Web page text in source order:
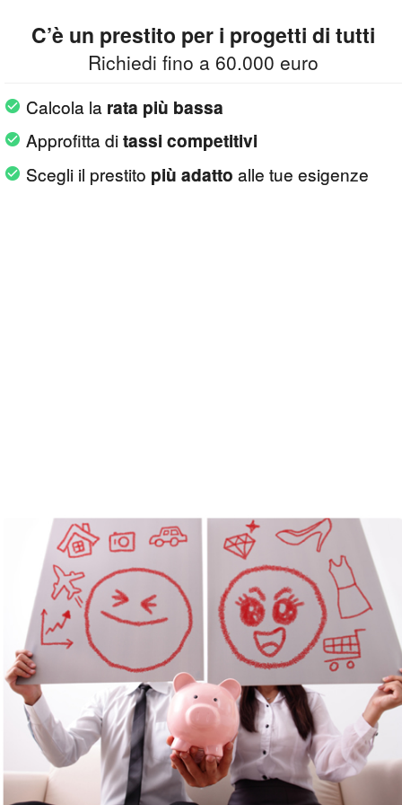
C’è un prestito per i progetti di tutti
Richiedi fino a 60.000 euro
Calcola la rata più bassa
Approfitta ditassi competitivi
Scegli il prestito più adatto alle tue esigenze